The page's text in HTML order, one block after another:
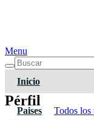
Menu
Inicio
Paises Todos los
Pérfil